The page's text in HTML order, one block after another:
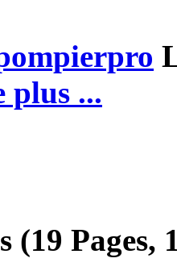
plus ...
(19 Pages,